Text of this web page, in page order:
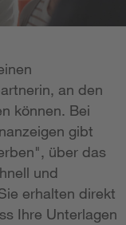
an den
können. Bei
gibt
über das
und
erhalten direkt
Ihre Unterlagen